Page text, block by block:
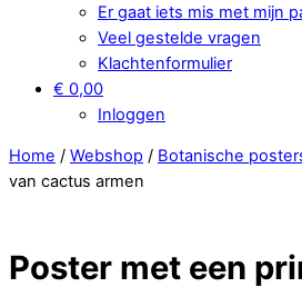
Er gaat iets mis met mijn
Veel gestelde vragen
Klachtenformulier
€ 0,00
Inloggen
Home / Webshop / Botanische
van cactus armen
Poster met een